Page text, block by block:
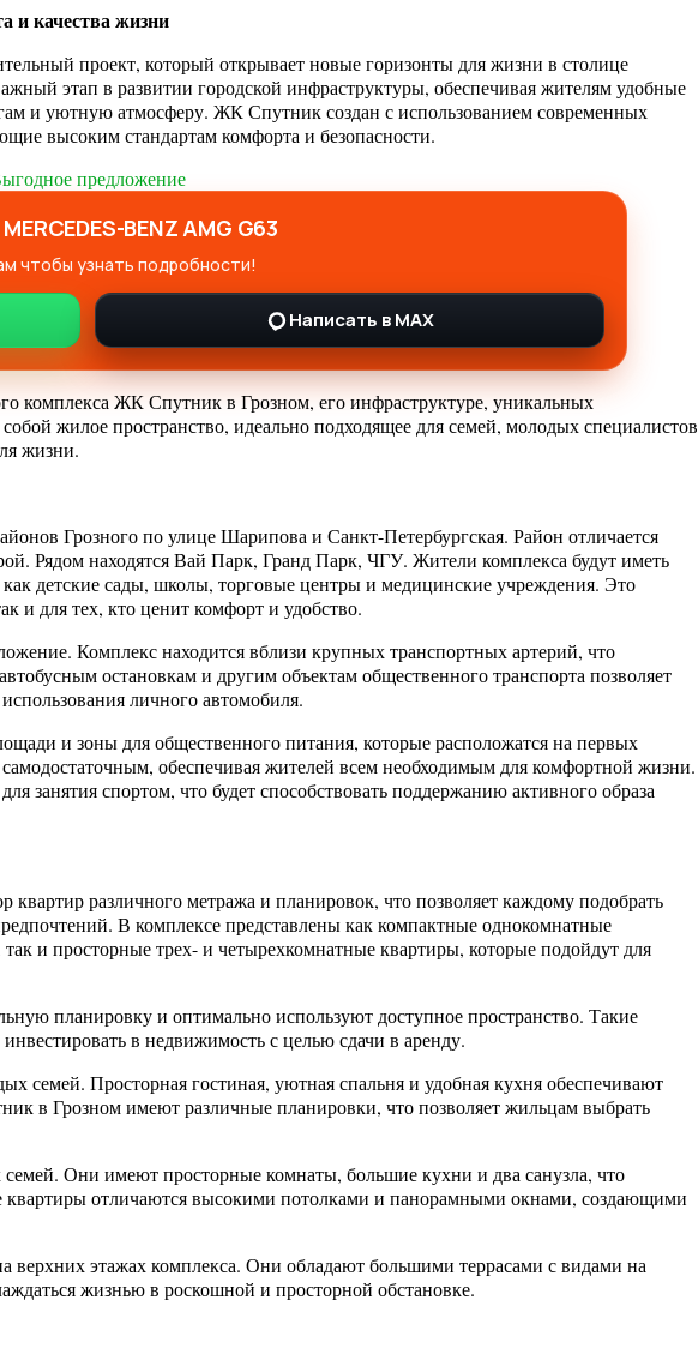
качества жизни
проект, который открывает новые горизонты для жизни в столице
этап в развитии городской инфраструктуры, обеспечивая жителям удобные
и уютную атмосферу. ЖК Спутник создан с использованием современных
высоким стандартам комфорта и безопасности.
предложение
BENZ AMG G63
чтобы узнать подробности!
Написать в MAX
комплекса ЖК Спутник в Грозном, его инфраструктуре, уникальных
жилое пространство, идеально подходящее для семей, молодых специалистов
жизни.
Грозного по улице Шарипова и Санкт-Петербургская. Район отличается
Рядом находятся Вай Парк, Гранд Парк, ЧГУ. Жители комплекса будут иметь
детские сады, школы, торговые центры и медицинские учреждения. Это
и для тех, кто ценит комфорт и удобство.
Комплекс находится вблизи крупных транспортных артерий, что
остановкам и другим объектам общественного транспорта позволяет
личного автомобиля.
и зоны для общественного питания, которые расположатся на первых
обеспечивая жителей всем необходимым для комфортной жизни.
занятия спортом, что будет способствовать поддержанию активного образа
различного метража и планировок, что позволяет каждому подобрать
В комплексе представлены как компактные однокомнатные
и просторные трех- и четырехкомнатные квартиры, которые подойдут для
планировку и оптимально используют доступное пространство. Такие
в недвижимость с целью сдачи в аренду.
семей. Просторная гостиная, уютная спальня и удобная кухня обеспечивают
в Грозном имеют различные планировки, что позволяет жильцам выбрать
Они имеют просторные комнаты, большие кухни и два санузла, что
квартиры отличаются высокими потолками и панорамными окнами, создающими
этажах комплекса. Они обладают большими террасами с видами на
жизнью в роскошной и просторной обстановке.